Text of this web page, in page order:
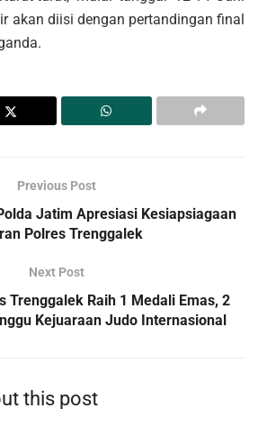
akan diisi dengan pertandingan final
Previous Post
Jatim Apresiasi Kesiapsiagaan
Polres Trenggalek
Next Post
Trenggalek Raih 1 Medali Emas, 2
Kejuaraan Judo Internasional
this post